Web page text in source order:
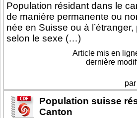
Population résidant dans le
de manière permanente ou
née en Suisse ou à
selon le sexe (…)
Article mis en
dernière
par
Population suisse
Canton